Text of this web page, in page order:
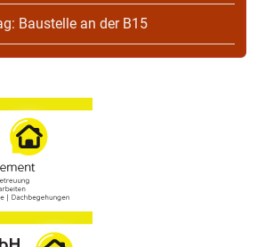
Baustelle an der B15